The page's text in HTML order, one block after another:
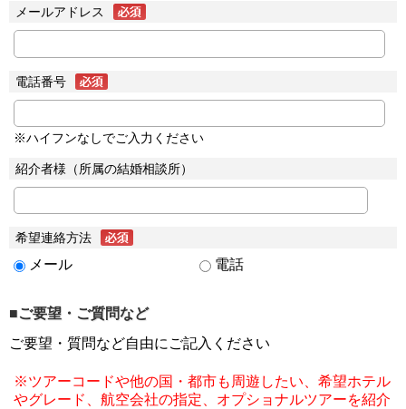
メールアドレス
電話番号
※ハイフンなしでご入力ください
紹介者様（所属の結婚相談所）
希望連絡方法
メール 電話
■ご要望・ご質問など
ご要望・質問など自由にご記入ください
※ツアーコードや他の国・都市も周遊したい、希望ホテル
やグレード、航空会社の指定、オプショナルツアーを紹介